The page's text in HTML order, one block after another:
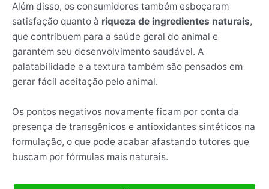
Além disso, os consumidores também esboçaram
satisfação quanto à riqueza de ingredientes naturais,
que contribuem para a saúde geral do animal e
garantem seu desenvolvimento saudável. A
palatabilidade e a textura também são pensados em
gerar fácil aceitação pelo animal.
Os pontos negativos novamente ficam por conta da
presença de transgênicos e antioxidantes sintéticos na
formulação, o que pode acabar afastando tutores que
buscam por fórmulas mais naturais.